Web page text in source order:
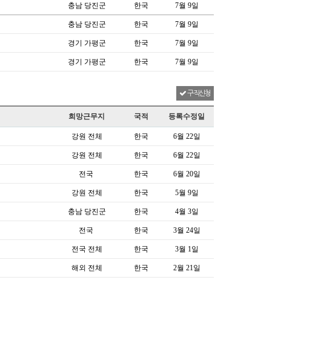
충남 당진군 한국 7월 9일
충남 당진군 한국 7월 9일
경기 가평군 한국 7월 9일
경기 가평군 한국 7월 9일
구직신청
희망근무지 국적 등록수정일
강원 전체 한국 6월 22일
강원 전체 한국 6월 22일
전국 한국 6월 20일
강원 전체 한국 5월 9일
충남 당진군 한국 4월 3일
전국 한국 3월 24일
전국 전체 한국 3월 1일
해외 전체 한국 2월 21일